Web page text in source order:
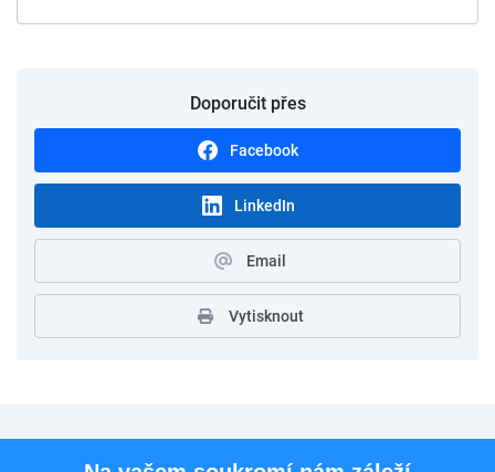
Doporučit přes
Facebook
LinkedIn
Email
Vytisknout
Pro uchazeče